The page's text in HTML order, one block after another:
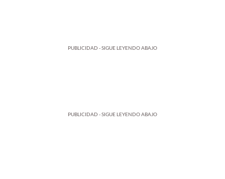
PUBLICIDAD - SIGUE LEYENDO ABAJO
PUBLICIDAD - SIGUE LEYENDO ABAJO